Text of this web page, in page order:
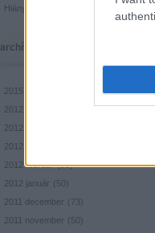
Hiányzó elemek beszerzése
archívum
2015 március
2012 május
2012 április
2012 március
2012 február (50)
2012 január ( 50)
2011 december ( 73)
2011 november ( 50)